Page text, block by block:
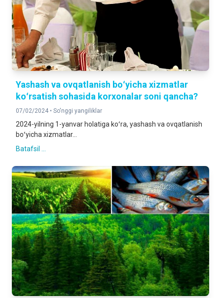
Yashash va ovqatlanish boʻyicha xizmatlar
koʻrsatish sohasida korxonalar soni qancha?
07/02/2024 • So'nggi yangiliklar
2024-yilning 1-yanvar holatiga koʻra, yashash va ovqatlanish
boʻyicha xizmatlar...
Batafsil ...